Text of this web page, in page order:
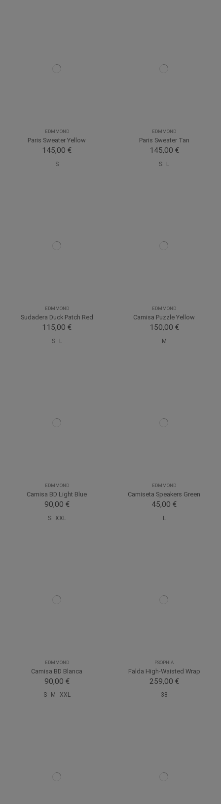
EDMMOND
Paris Sweater Yellow
145,00 €
S
EDMMOND
Paris Sweater Tan
145,00 €
S L
EDMMOND
Sudadera Duck Patch Red
115,00 €
S L
EDMMOND
Camisa Puzzle Yellow
150,00 €
M
EDMMOND
Camisa BD Light Blue
90,00 €
S XXL
EDMMOND
Camiseta Speakers Green
45,00 €
L
EDMMOND
Camisa BD Blanca
90,00 €
S M XXL
PSOPHIA
Falda High-Waisted Wrap
259,00 €
38